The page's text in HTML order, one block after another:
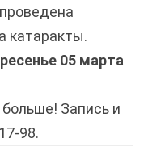
катаракты.
05 марта
Запись и
98.